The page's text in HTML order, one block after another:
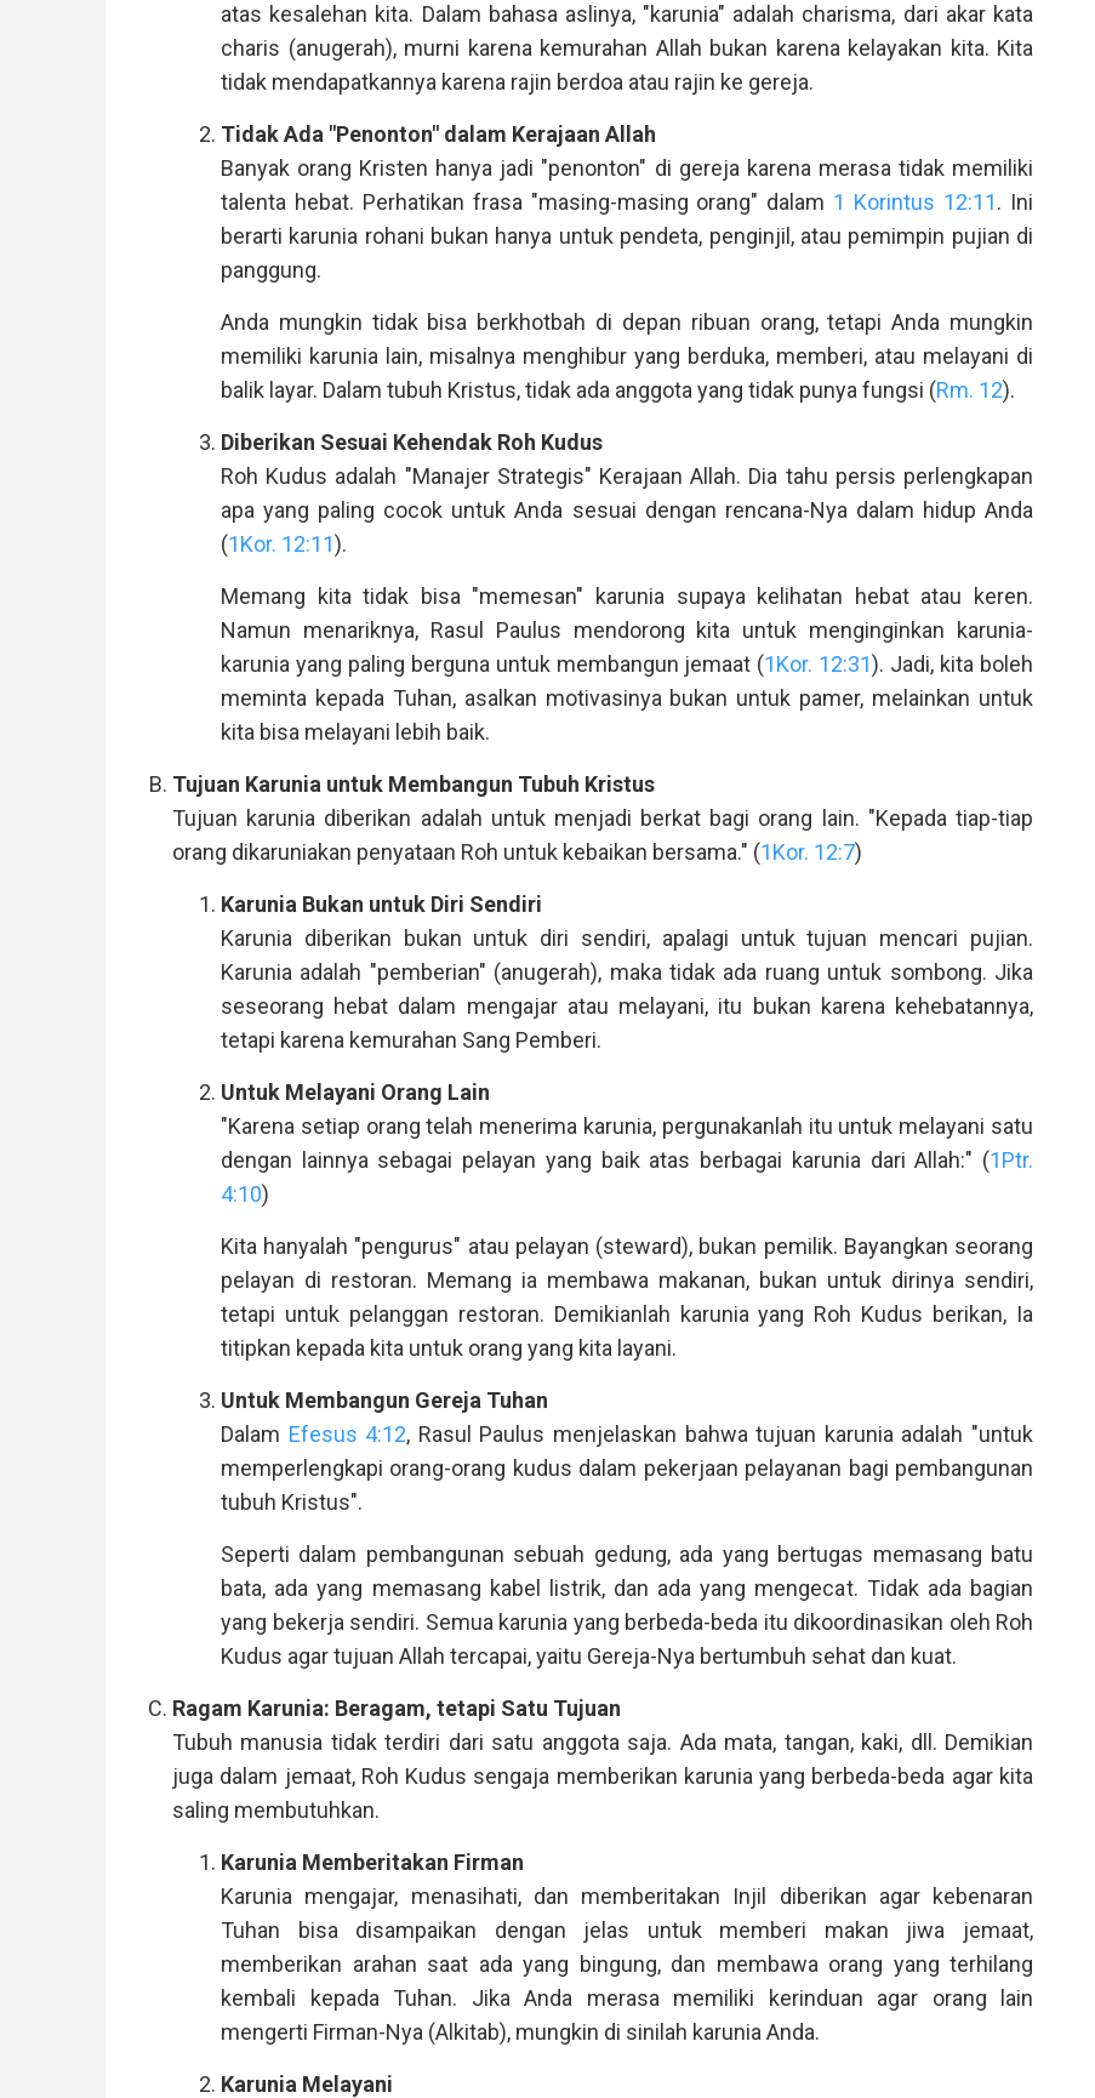
atas kesalehan kita. Dalam bahasa aslinya, "karunia" adalah charisma, dari akar kata
charis (anugerah), murni karena kemurahan Allah bukan karena kelayakan kita. Kita
tidak mendapatkannya karena rajin berdoa atau rajin ke gereja.
Tidak Ada "Penonton" dalam Kerajaan Allah
Banyak orang Kristen hanya jadi "penonton" di gereja karena merasa tidak memiliki
talenta hebat. Perhatikan frasa "masing-masing orang" dalam 1 Korintus 12:11. Ini
berarti karunia rohani bukan hanya untuk pendeta, penginjil, atau pemimpin pujian di
panggung.
Anda mungkin tidak bisa berkhotbah di depan ribuan orang, tetapi Anda mungkin
memiliki karunia lain, misalnya menghibur yang berduka, memberi, atau melayani di
balik layar. Dalam tubuh Kristus, tidak ada anggota yang tidak punya fungsi (Rm. 12).
Diberikan Sesuai Kehendak Roh Kudus
Roh Kudus adalah "Manajer Strategis" Kerajaan Allah. Dia tahu persis perlengkapan
apa yang paling cocok untuk Anda sesuai dengan rencana-Nya dalam hidup Anda
(1Kor. 12:11).
Memang kita tidak bisa "memesan" karunia supaya kelihatan hebat atau keren.
Namun menariknya, Rasul Paulus mendorong kita untuk menginginkan karunia-
karunia yang paling berguna untuk membangun jemaat (1Kor. 12:31). Jadi, kita boleh
meminta kepada Tuhan, asalkan motivasinya bukan untuk pamer, melainkan untuk
kita bisa melayani lebih baik.
Tujuan Karunia untuk Membangun Tubuh Kristus
Tujuan karunia diberikan adalah untuk menjadi berkat bagi orang lain. "Kepada tiap-tiap
orang dikaruniakan penyataan Roh untuk kebaikan bersama." (1Kor. 12:7)
Karunia Bukan untuk Diri Sendiri
Karunia diberikan bukan untuk diri sendiri, apalagi untuk tujuan mencari pujian.
Karunia adalah "pemberian" (anugerah), maka tidak ada ruang untuk sombong. Jika
seseorang hebat dalam mengajar atau melayani, itu bukan karena kehebatannya,
tetapi karena kemurahan Sang Pemberi.
Untuk Melayani Orang Lain
"Karena setiap orang telah menerima karunia, pergunakanlah itu untuk melayani satu
dengan lainnya sebagai pelayan yang baik atas berbagai karunia dari Allah:" (1Ptr.
4:10)
Kita hanyalah "pengurus" atau pelayan (steward), bukan pemilik. Bayangkan seorang
pelayan di restoran. Memang ia membawa makanan, bukan untuk dirinya sendiri,
tetapi untuk pelanggan restoran. Demikianlah karunia yang Roh Kudus berikan, Ia
titipkan kepada kita untuk orang yang kita layani.
Untuk Membangun Gereja Tuhan
Dalam Efesus 4:12, Rasul Paulus menjelaskan bahwa tujuan karunia adalah "untuk
memperlengkapi orang-orang kudus dalam pekerjaan pelayanan bagi pembangunan
tubuh Kristus".
Seperti dalam pembangunan sebuah gedung, ada yang bertugas memasang batu
bata, ada yang memasang kabel listrik, dan ada yang mengecat. Tidak ada bagian
yang bekerja sendiri. Semua karunia yang berbeda-beda itu dikoordinasikan oleh Roh
Kudus agar tujuan Allah tercapai, yaitu Gereja-Nya bertumbuh sehat dan kuat.
Ragam Karunia: Beragam, tetapi Satu Tujuan
Tubuh manusia tidak terdiri dari satu anggota saja. Ada mata, tangan, kaki, dll. Demikian
juga dalam jemaat, Roh Kudus sengaja memberikan karunia yang berbeda-beda agar kita
saling membutuhkan.
Karunia Memberitakan Firman
Karunia mengajar, menasihati, dan memberitakan Injil diberikan agar kebenaran
Tuhan bisa disampaikan dengan jelas untuk memberi makan jiwa jemaat,
memberikan arahan saat ada yang bingung, dan membawa orang yang terhilang
kembali kepada Tuhan. Jika Anda merasa memiliki kerinduan agar orang lain
mengerti Firman-Nya (Alkitab), mungkin di sinilah karunia Anda.
Karunia Melayani